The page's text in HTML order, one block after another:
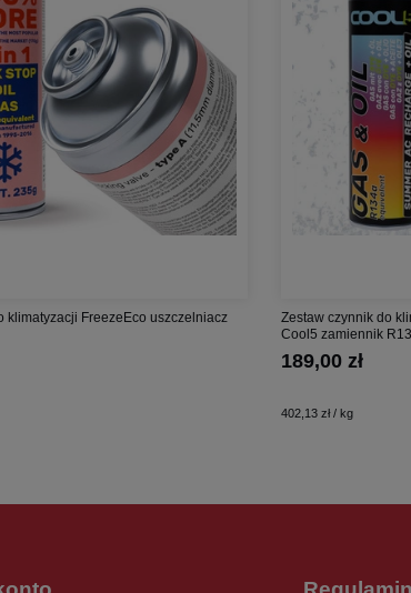
klimatyzacji FreezeEco uszczelniacz
Zestaw czynnik do
Cool5 zamiennik
189,00 zł
402,13 zł / kg